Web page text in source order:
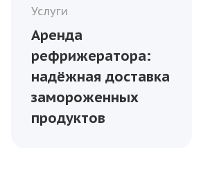
Услуги
Аренда
рефрижератора:
надёжная доставка
замороженных
продуктов